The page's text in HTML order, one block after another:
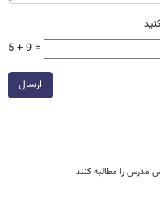
5 + 9 =
ارسال
مدرس را مطالبه کنند